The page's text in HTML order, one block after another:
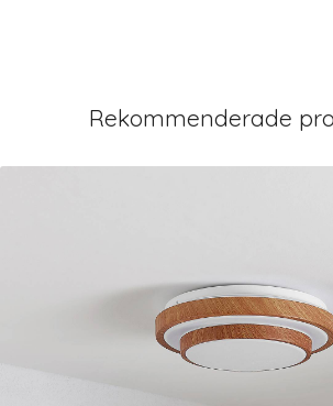
Rekommenderade